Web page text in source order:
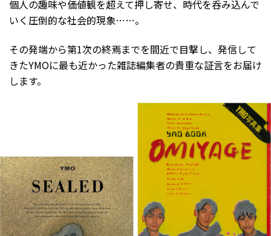
個人の趣味や価値観を超えて押し寄せ、時代を呑み込んで
いく圧倒的な社会的現象……。
その発端から第1次の終焉までを間近で目撃し、発信して
きたYMOに最も近かった雑誌編集者の貴重な証言をお届け
します。